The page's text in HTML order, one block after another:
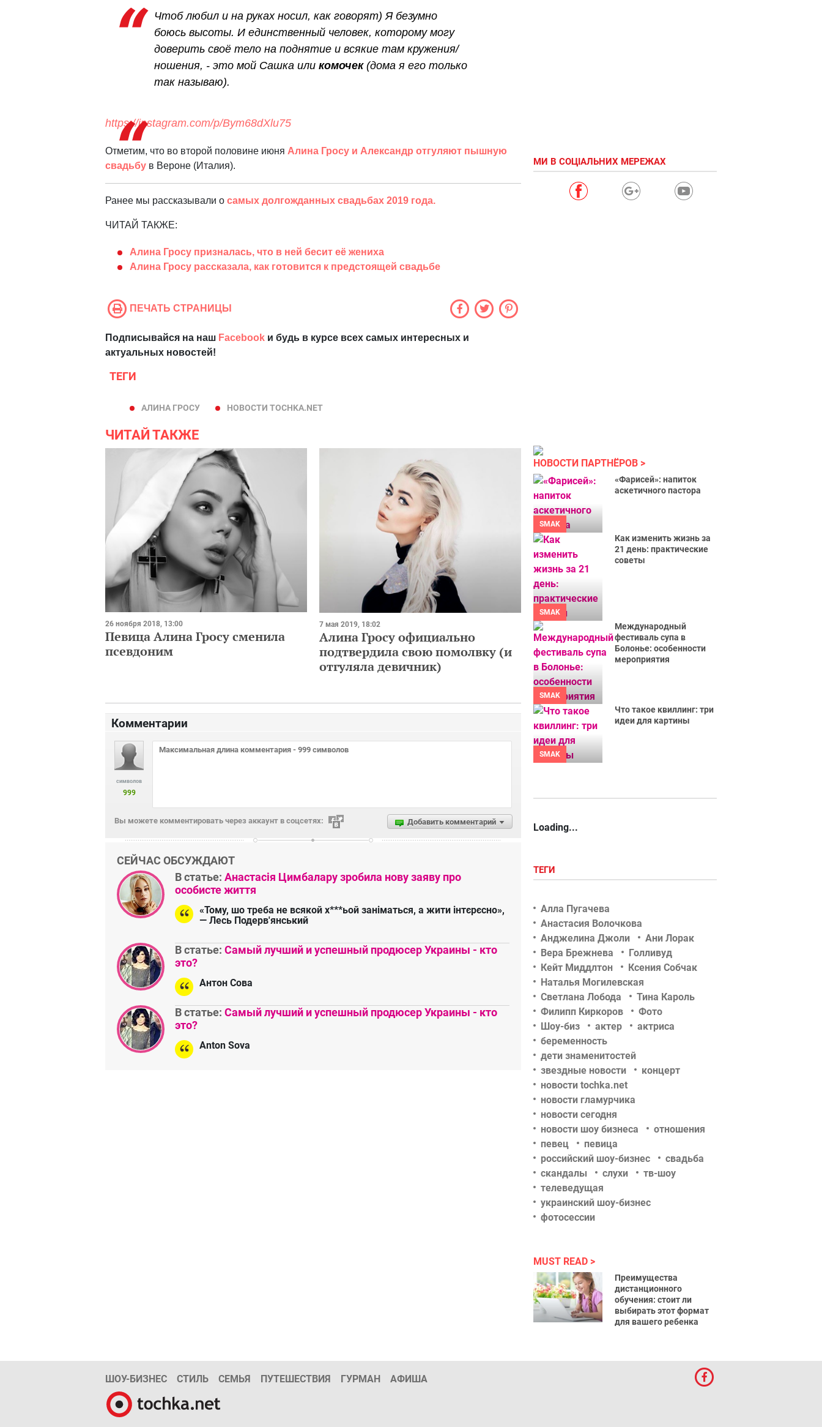
Чтоб любил и на руках носил, как говорят) Я безумно
боюсь высоты. И единственный человек, которому могу
доверить своё тело на поднятие и всякие там кружения/
ношения, - это мой Сашка или комочек(дома я его только
так называю).
https://instagram.com/p/Bym68dXlu75
Отметим, что во второй половине июня Алина Гросу и Александр отгуляют пышную
свадьбу в Вероне (Италия).
Ранее мы рассказывали о самых долгожданных свадьбах 2019 года.
ЧИТАЙ ТАКЖЕ:
Алина Гросу призналась, что в ней бесит её жениха
Алина Гросу рассказала, как готовится к предстоящей свадьбе
ПЕЧАТЬ СТРАНИЦЫ
Подписывайся на наш Facebook и будь в курсе всех самых интересных и
актуальных новостей!
ТЕГИ
АЛИНА ГРОСУ НОВОСТИ TOCHKA.NET
ЧИТАЙ ТАКЖЕ
26 ноября 2018, 13:00
Певица Алина Гросу сменила
псевдоним
7 мая 2019, 18:02
Алина Гросу официально
подтвердила свою помолвку (и
отгуляла девичник)
Комментарии
символов
999
Добавить комментарий
Вы можете комментировать через аккаунт в соцсетях:
СЕЙЧАС ОБСУЖДАЮТ
В статье: Анастасія Цимбалару зробила нову заяву про
особисте життя
«Тому, шо треба не всякой х***ьой заніматься, а жити інтєрєсно»,
— Лесь Подерв'янський
В статье: Самый лучший и успешный продюсер Украины - кто
это?
Антон Сова
В статье: Самый лучший и успешный продюсер Украины - кто
это?
Anton Sova
МИ В СОЦІАЛЬНИХ МЕРЕЖАХ
НОВОСТИ ПАРТНЁРОВ
SMAK
«Фарисей»: напиток
аскетичного пастора
SMAK
Как изменить жизнь за
21 день: практические
советы
SMAK
Международный
фестиваль супа в
Болонье: особенности
мероприятия
SMAK
Что такое квиллинг: три
идеи для картины
Loading...
ТЕГИ
Алла Пугачева
Анастасия Волочкова
Анджелина Джоли
Ани Лорак
Вера Брежнева
Голливуд
Кейт Миддлтон
Ксения Собчак
Наталья Могилевская
Светлана Лобода
Тина Кароль
Филипп Киркоров
Фото
Шоу-биз
актер
актриса
беременность
дети знаменитостей
звездные новости
концерт
новости tochka.net
новости гламурчика
новости сегодня
новости шоу бизнеса
отношения
певец
певица
российский шоу-бизнес
свадьба
скандалы
слухи
тв-шоу
телеведущая
украинский шоу-бизнес
фотосессии
MUST READ
Преимущества
дистанционного
обучения: стоит ли
выбирать этот формат
для вашего ребенка
ШОУ-БИЗНЕС СТИЛЬ СЕМЬЯ ПУТЕШЕСТВИЯ ГУРМАН АФИША